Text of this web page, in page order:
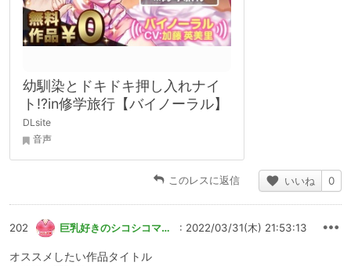
幼馴染とドキドキ押し入れナイ
ト!?in修学旅行【バイノーラル】
DLsite
音声
このレスに返信 いいね 0
202 巨乳好きのシコシコマスター : 2022/03/31(木) 21:53:13
オススメしたい作品タイトル